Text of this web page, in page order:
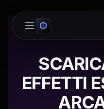
Open main menu
EFFETTI